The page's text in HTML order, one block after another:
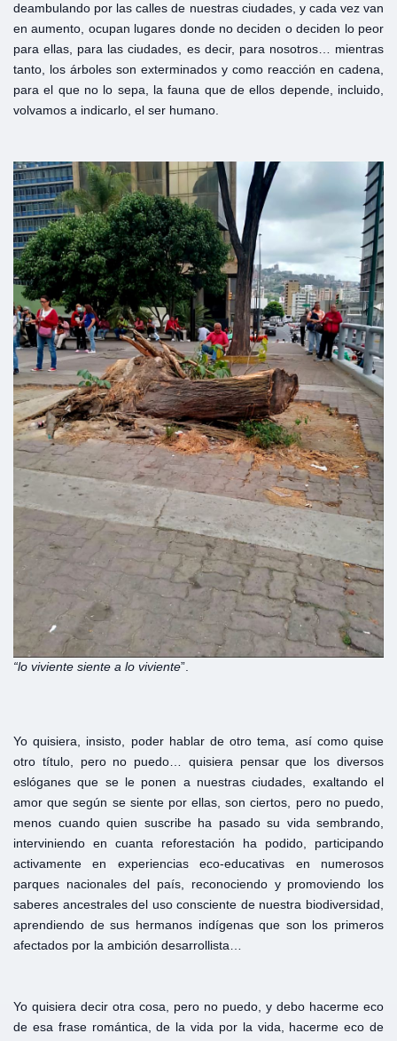
deambulando por las calles de nuestras ciudades, y cada vez van
en aumento, ocupan lugares donde no deciden o deciden lo peor
para ellas, para las ciudades, es decir, para nosotros… mientras
tanto, los árboles son exterminados y como reacción en cadena,
para el que no lo sepa, la fauna que de ellos depende, incluido,
volvamos a indicarlo, el ser humano.
“lo viviente siente a lo viviente”.
Yo quisiera, insisto, poder hablar de otro tema, así como quise
otro título, pero no puedo… quisiera pensar que los diversos
eslóganes que se le ponen a nuestras ciudades, exaltando el
amor que según se siente por ellas, son ciertos, pero no puedo,
menos cuando quien suscribe ha pasado su vida sembrando,
interviniendo en cuanta reforestación ha podido, participando
activamente en experiencias eco-educativas en numerosos
parques nacionales del país, reconociendo y promoviendo los
saberes ancestrales del uso consciente de nuestra biodiversidad,
aprendiendo de sus hermanos indígenas que son los primeros
afectados por la ambición desarrollista…
Yo quisiera decir otra cosa, pero no puedo, y debo hacerme eco
de esa frase romántica, de la vida por la vida, hacerme eco de